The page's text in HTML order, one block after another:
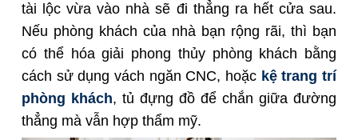
tài lộc vừa vào nhà sẽ đi thẳng ra hết cửa sau.
Nếu phòng khách của nhà bạn rộng rãi, thì bạn
có thể hóa giải phong thủy phòng khách bằng
cách sử dụng vách ngăn CNC, hoặc kệ trang trí
phòng khách, tủ đựng đồ để chắn giữa đường
thẳng mà vẫn hợp thẩm mỹ.